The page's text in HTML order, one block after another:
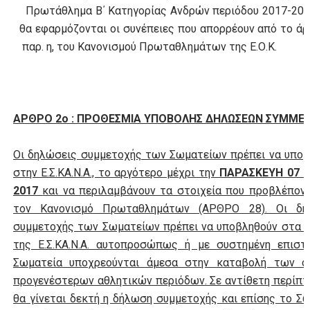
Πρωτάθλημα Β΄ Κατηγορίας Ανδρών περιόδου 2017-
θα εφαρμόζονται οι συνέπειες που απορρέουν από το
παρ. η, του Κανονισμού Πρωταθλημάτων της Ε.Ο.Κ.
ΑΡΘΡΟ 2ο : ΠΡΟΘΕΣΜΙΑ ΥΠΟΒΟΛΗΣ ΔΗΛΩΣΕΩΝ
Οι δηλώσεις συμμετοχής των Σωματείων πρέπει να
στην Ε.Σ.ΚΑ.Ν.Α., το αργότερο μέχρι την ΠΑΡΑΣΚΕΥΗ 07
2017 και να περιλαμβάνουν τα στοιχεία που
τον Κανονισμό Πρωταθλημάτων (ΑΡΘΡΟ 28). Οι
συμμετοχής των Σωματείων πρέπει να υποβληθούν στα
της Ε.Σ.ΚΑ.Ν.Α. αυτοπροσώπως ή με συστημένη
Σωματεία υποχρεούνται άμεσα στην καταβολή των
προγενέστερων αθλητικών περιόδων. Σε αντίθετη
θα γίνεται δεκτή η δήλωση συμμετοχής και επίσης το